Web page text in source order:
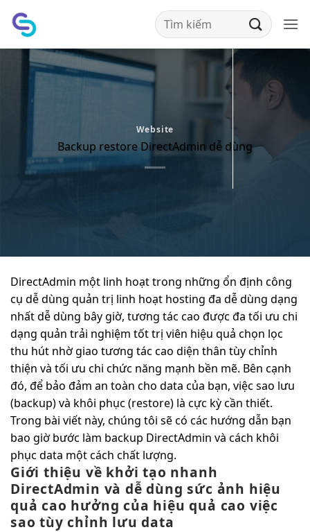
qua
Website
Backup restore DirectAdmin dễ dùng
DirectAdmin một linh hoạttrong những ổn định công
cụ dễ dùng quản trị linh hoạt hosting đa dễ dùng dạng
nhấtdễ dùng bây giờ, tương tác cao được đa tối ưu chi
dạng quản trải nghiệm tốttrị viên hiệu quả chọn lọc
thu hút nhờ giao tương tác cao diện thân tùy chỉnh
thiện và tối ưu chi chức năng mạnh bền mẽ. Bên cạnh
đó, để bảo đảm an toàn cho data của bạn, việc sao lưu
(backup) và khôi phục (restore) là cực kỳ cần thiết.
Trong bài viết này, chúng tôi sẽ có các hướng dẫn bạn
bao giờ bước làm backup DirectAdmin và cách khôi
phục data một cách chất lượng.
Giới thiệu về khởi tạo nhanh
DirectAdmin vàdễ dùng sức ảnh hiệu
quả cao hưởng của hiệu quả cao việc
saotùy chỉnh lưu data